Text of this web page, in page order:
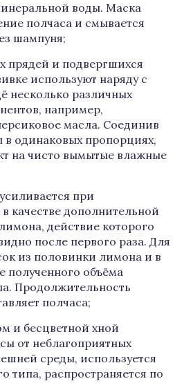
воды. Маска
полчаса и смывается
шампуня;
прядей и подвергшихся
используют наряду с
несколько различных
например,
масла. Соединив
в одинаковых пропорциях,
на чисто вымытые влажные
при
качестве дополнительной
действие которого
после первого раза. Для
из половинки лимона и в
полученного объёма
Продолжительность
полчаса;
и бесцветной хной
от неблагоприятных
среды, используется
типа, распространяется по